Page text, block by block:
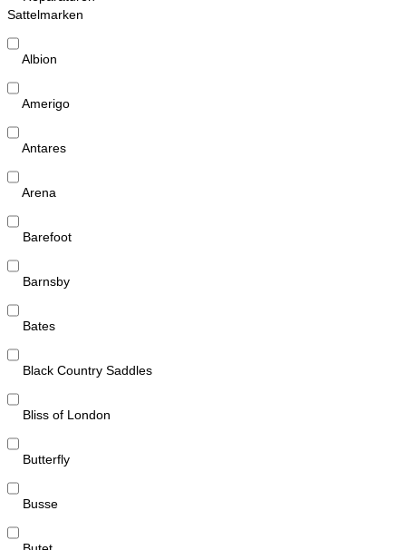
Sattelmarken
Albion
Amerigo
Antares
Arena
Barefoot
Barnsby
Bates
Black Country Saddles
Bliss of London
Butterfly
Busse